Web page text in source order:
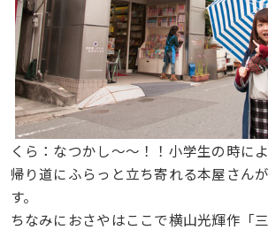
くら：なつかし〜〜！！小学生の時に
帰り道にふらっと立ち寄れる本屋さん
す。
ちなみにおさやはここで横山光輝作「